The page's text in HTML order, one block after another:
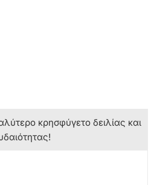
κρησφύγετο δειλίας και